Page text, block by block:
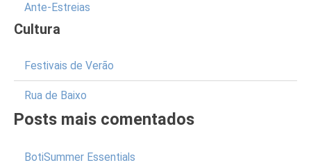
Ante-Estreias
Cultura
Festivais de Verão
Rua de Baixo
Posts mais comentados
BotiSummer Essentials